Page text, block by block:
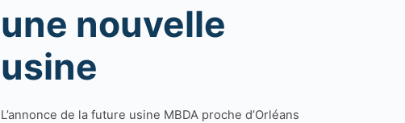
une nouvelle
usine
L’annonce de la future usine MBDA proche d’Orléans